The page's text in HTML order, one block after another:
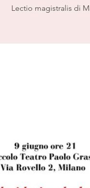
Lectio magistralis di